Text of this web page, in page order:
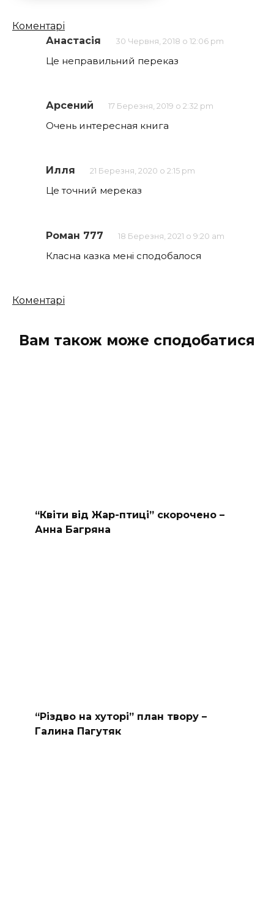
Кількість
коментарів
Коментарі
Анастасія
30 Червня, 2018 о 12:06 pm
Це неправильний переказ
Арсений 17 Березня, 2019 о 2:32 pm
Очень интересная книга
Илля 21 Березня, 2020 о 2:15 pm
Це точний мереказ
Роман 777 18 Березня, 2021 о 9:20 am
Класна казка мені сподобалося
Кількість
Коментарі
Вам також може сподобатися
“Квіти від Жар-птиці” скорочено –
Анна Багряна
“Різдво на хуторі” план твору –
Галина Пагутяк